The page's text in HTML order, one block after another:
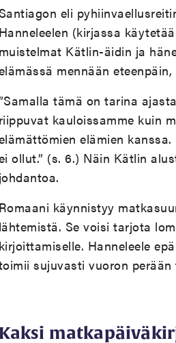
Santiagon eli
Hanneleelen (kirjassa
muistelmat Kätlin-äidin ja
mennään
tämä on tarina
riippuvat kauloissamme kuin
elämien
ollut.” (s. 6.) Näin Kätlin
johdantoa.
Romaani käynnistyy
lähtemistä. Se voisi tarjota
kirjoittamiselle. Hanneleele
sujuvasti vuoron
Kaksi